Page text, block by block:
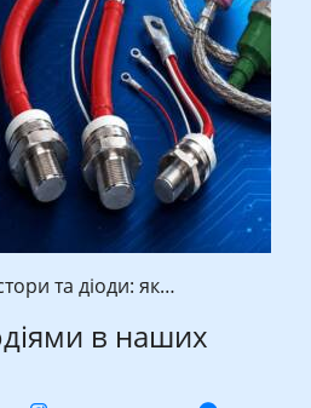
та діоди: як…
в наших